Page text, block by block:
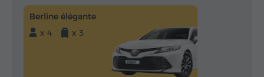
Berline élégante
x 4
x 3